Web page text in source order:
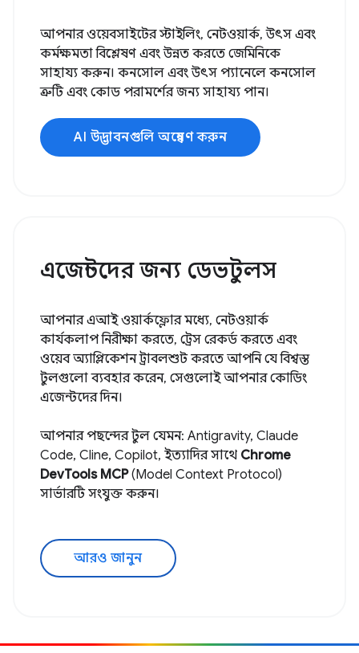
আপনার ওয়েবসাইটের স্টাইলিং, নেটওয়ার্ক, উৎস এবং
কর্মক্ষমতা বিশ্লেষণ এবং উন্নত করতে জেমিনিকে
সাহায্য করুন। কনসোল এবং উৎস প্যানেলে কনসোল
ত্রুটি এবং কোড পরামর্শের জন্য সাহায্য পান।
AI উদ্ভাবনগুলি অন্বেষণ করুন
এজেন্টদের জন্য ডেভটুলস
আপনার এআই ওয়ার্কফ্লোর মধ্যে, নেটওয়ার্ক
কার্যকলাপ নিরীক্ষা করতে, ট্রেস রেকর্ড করতে এবং
ওয়েব অ্যাপ্লিকেশন ট্রাবলশুট করতে আপনি যে বিশ্বস্ত
টুলগুলো ব্যবহার করেন, সেগুলোই আপনার কোডিং
এজেন্টদের দিন।
আপনার পছন্দের টুল যেমন: Antigravity, Claude
Code, Cline, Copilot, ইত্যাদির সাথে Chrome
DevTools MCP(Model Context Protocol)
সার্ভারটি সংযুক্ত করুন।
আরও জানুন